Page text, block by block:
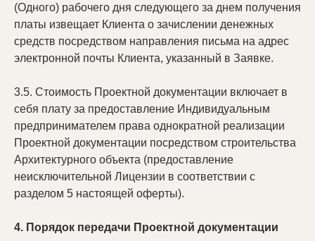
(Одного) рабочего дня следующего за днем получения
платы извещает Клиента о зачислении денежных
средств посредством направления письма на адрес
электронной почты Клиента, указанный в Заявке.
3.5. Стоимость Проектной документации включает в
себя плату за предоставление Индивидуальным
предпринимателем права однократной реализации
Проектной документации посредством строительства
Архитектурного объекта (предоставление
неисключительной Лицензии в соответствии с
разделом 5 настоящей оферты).
4. Порядок передачи Проектной документации